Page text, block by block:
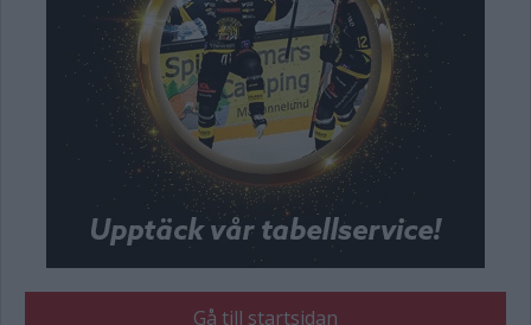
Gå till startsidan